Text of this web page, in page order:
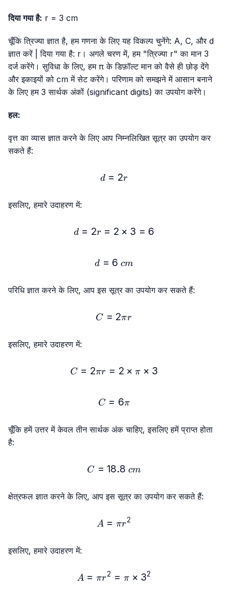
दिया गया है: r = 3 cm
चूँकि त्रिज्या ज्ञात है, हम गणना के लिए यह विकल्प चुनेंगे: A, C, और d
ज्ञात करें | दिया गया है: r। अगले चरण में, हम "त्रिज्या r" का मान 3
दर्ज करेंगे। सुविधा के लिए, हम π के डिफ़ॉल्ट मान को वैसे ही छोड़ देंगे
और इकाइयों को cm में सेट करेंगे। परिणाम को समझने में आसान बनाने
के लिए हम 3 सार्थक अंकों (significant digits) का उपयोग करेंगे।
हल:
वृत्त का व्यास ज्ञात करने के लिए आप निम्नलिखित सूत्र का उपयोग कर
सकते हैं:
d = 2r
d = 2r
इसलिए, हमारे उदाहरण में:
d = 2r = 2 × 3 = 6
d = 2r = 2 × 3 = 6
d = 6\ cm
d = 6 cm
परिधि ज्ञात करने के लिए, आप इस सूत्र का उपयोग कर सकते हैं:
C = 2πr
C = 2πr
इसलिए, हमारे उदाहरण में:
C = 2πr = 2 × π × 3
C = 2πr = 2 × π × 3
C = 6π
C = 6π
चूँकि हमें उत्तर में केवल तीन सार्थक अंक चाहिए, इसलिए हमें प्राप्त होता
है:
C = 18.8\ cm
C = 18.8 cm
क्षेत्रफल ज्ञात करने के लिए, आप इस सूत्र का उपयोग कर सकते हैं:
A = πr²
A = πr2
इसलिए, हमारे उदाहरण में:
A = πr² = π × 3²
A = πr2 = π × 32